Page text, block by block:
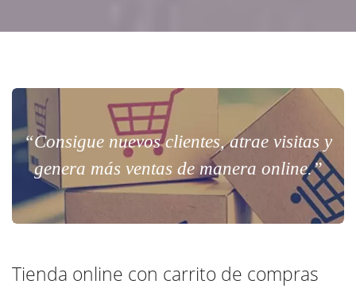
“Consigue nuevos clientes, atrae visitas y
genera más ventas de manera online.”
Tienda online con carrito de compras